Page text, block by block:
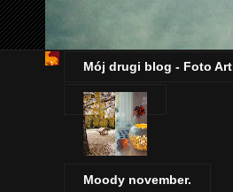
Mój drugi blog - Foto Art
Moody november.